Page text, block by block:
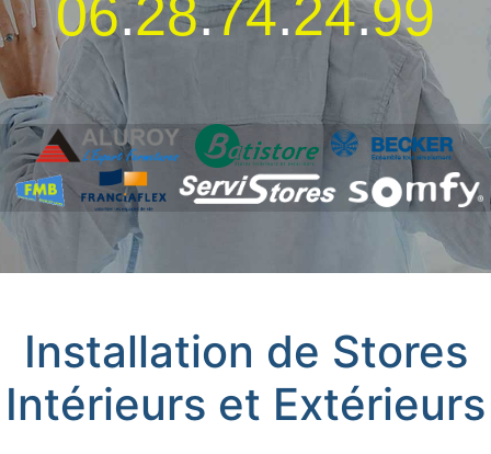
06.28.74.24.99
Installation de Stores
Intérieurs et Extérieurs